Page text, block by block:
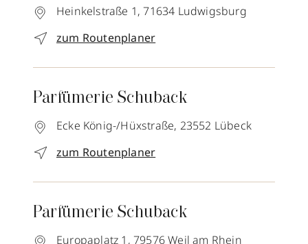
Heinkelstraße 1, 71634 Ludwigsburg
zum Routenplaner
Parfümerie Schuback
Ecke König-/Hüxstraße, 23552 Lübeck
zum Routenplaner
Parfümerie Schuback
Europaplatz 1, 79576Weil am Rhein